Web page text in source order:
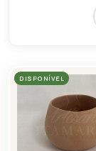
DISPONÍVEL